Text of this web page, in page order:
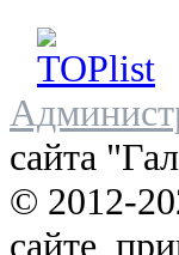
сайта
© 2012-
сайте,